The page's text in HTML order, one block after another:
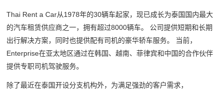
Thai Rent a Car从1978年的30辆车起家，现已成长为泰国国内最大
的汽车租赁供应商之一，拥有超过8000辆车。 公司提供短期和长期
出行解决方案，同时也提供配有司机的豪华轿车服务。 当前，
Enterprise在亚太地区通过在韩国、越南、菲律宾和中国的合作伙伴
提供专职司机驾驶服务。
除了最近在泰国开设分支机构外，为满足强劲的客户需求，